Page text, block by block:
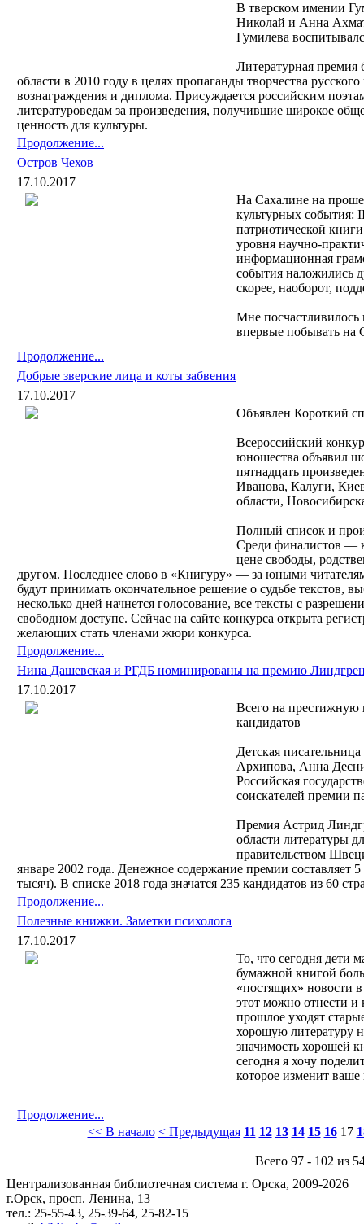
В тверском имении
Николай и Анна
Гумилева
Литературная премия
области в 2010 году в целях пропаганды творчества
вознаграждения и диплома. Присуждается российским
литературоведам за произведения, получившие широкое
ценность для культуры.
Продолжение...
Остров Чехов
17.10.2017
На Сахалине на
культурных события:
патриотической
уровня научно-
информационная
события наложились
скорее, наоборот,
Мне посчастливилось
впервые побывать на
Продолжение...
Добрые зверские лица и коты забвения
17.10.2017
Объявлен Короткий
Всероссийский
юношества объявил
пятнадцать
Иванова, Калуги,
области,
Полный список и
Среди финалистов —
цене свободы,
другом. Последнее слово в «Книгуру» — за юными
будут принимать окончательное решение о судьбе текстов,
несколько дней начнется голосование, все тексты с
свободном доступе. Сейчас на сайте конкурса открыта
желающих стать членами жюри конкурса.
Продолжение...
Нина Дашевская и РГДБ номинированы на премию
17.10.2017
Всего на престижную
кандидатов
Детская
Архипова, Анна
Российская
соискателей премии
Премия Астрид
области литературы
правительством
январе 2002 года. Денежное содержание премии составляет
тысяч). В списке 2018 года значатся 235 кандидатов из 60
Продолжение...
Полезные книжки. Заметки психолога
17.10.2017
То, что сегодня дети
бумажной книгой
«постящих» новости
этот можно отнести и
прошлое уходят
хорошую литературу
значимость хорошей
сегодня я хочу
которое изменит ваше
Продолжение...
<< В начало < Предыдущая 11 12 13 14 15 16 17
Всего 97 - 102 из
Централизованная библиотечная система г. Орска, 2009-2026
г.Орск, просп. Ленина, 13
тел.: 25-55-43, 25-39-64, 25-82-15